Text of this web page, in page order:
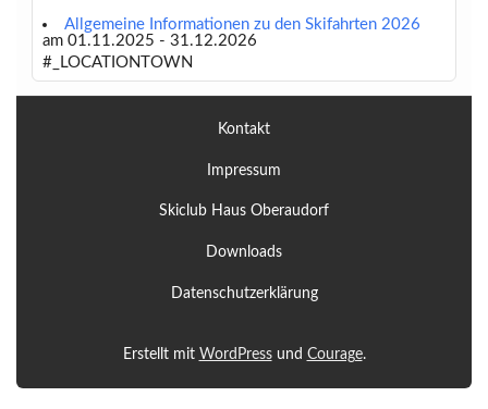
Allgemeine Informationen zu den Skifahrten 2026
am 01.11.2025 - 31.12.2026
#_LOCATIONTOWN
Kontakt
Impressum
Skiclub Haus Oberaudorf
Downloads
Datenschutzerklärung
Erstellt mit WordPressund Courage.